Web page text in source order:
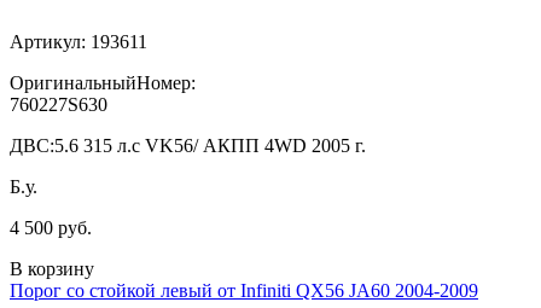
Артикул: 193611
ОригинальныйНомер:
760227S630
ДВС:5.6 315 л.с VK56/ АКПП 4WD 2005 г.
Б.у.
4 500 руб.
В корзину
Порог со стойкой левый от Infiniti QX56 JA60 2004-2009